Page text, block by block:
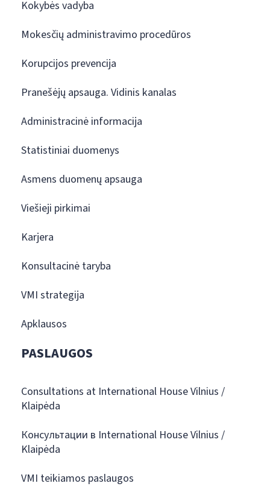
Kokybės vadyba
Mokesčių administravimo procedūros
Korupcijos prevencija
Pranešėjų apsauga. Vidinis kanalas
Administracinė informacija
Statistiniai duomenys
Asmens duomenų apsauga
Viešieji pirkimai
Karjera
Konsultacinė taryba
VMI strategija
Apklausos
PASLAUGOS
Consultations at International House Vilnius /
Klaipėda
Консультации в International House Vilnius /
Klaipėda
VMI teikiamos paslaugos